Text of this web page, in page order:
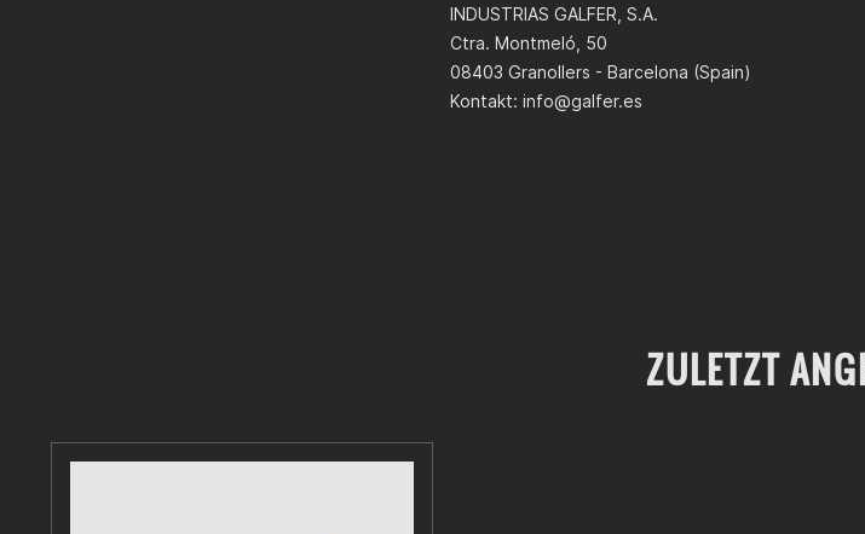
INDUSTRIAS GALFER, S.A.
Ctra. Montmeló, 50
08403 Granollers - Barcelona (Spain)
Kontakt: info@galfer.es
ZULETZT